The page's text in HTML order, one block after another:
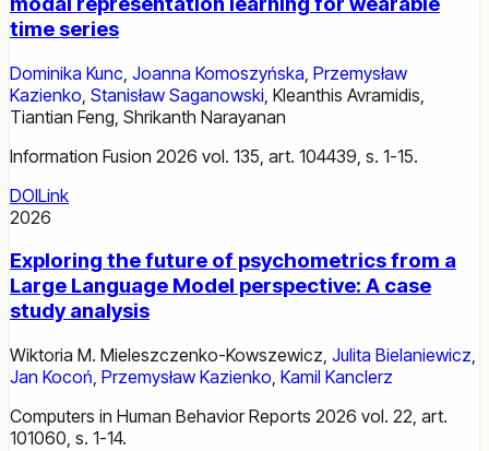
time series
Dominika Kunc Joanna Komoszyńska Przemysław
Kazienko Stanisław Saganowski Kleanthis Avramidis
Tiantian Feng Shrikanth Narayanan
Information Fusion 2026 vol. 135, art. 104439, s. 1-15.
DOILink
2026
Exploring the future of psychometrics from a
Large Language Model perspective: A case
study analysis
Wiktoria M. Mieleszczenko-Kowszewicz, Julita Bielaniewicz,
Jan Kocoń, Przemysław Kazienko, Kamil Kanclerz
Computers in Human Behavior Reports 2026 vol. 22, art.
101060, s. 1-14.